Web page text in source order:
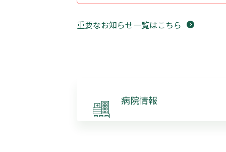
重要なお知らせ一覧はこちら
病院情報